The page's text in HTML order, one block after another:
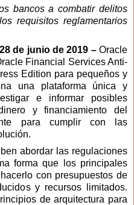
bancos a combatir delitos
requisitos reglamentarios
de junio de 2019 – Oracle
Financial Services Anti-
Edition para pequeños y
una plataforma única y
e informar posibles
y financiamiento del
para cumplir con las
abordar las regulaciones
forma que los principales
con presupuestos de
y recursos limitados.
de arquitectura para